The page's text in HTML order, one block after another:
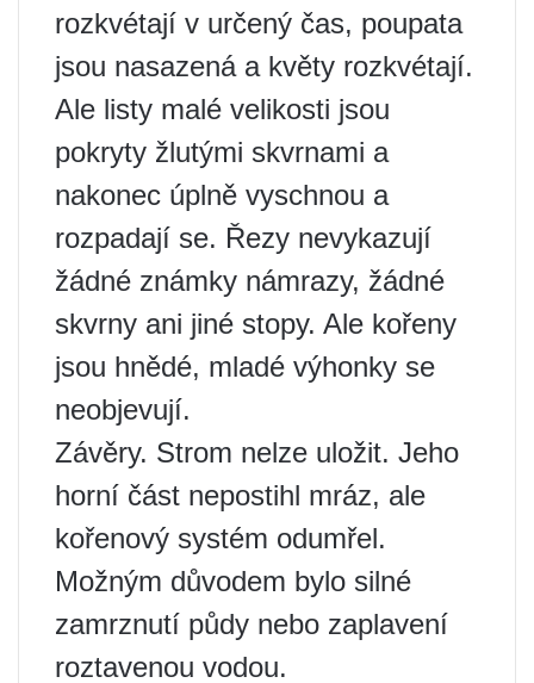
rozkvétají v určený čas, poupata
jsou nasazená a květy rozkvétají.
Ale listy malé velikosti jsou
pokryty žlutými skvrnami a
nakonec úplně vyschnou a
rozpadají se. Řezy nevykazují
žádné známky námrazy, žádné
skvrny ani jiné stopy. Ale kořeny
jsou hnědé, mladé výhonky se
neobjevují.
Závěry. Strom nelze uložit. Jeho
horní část nepostihl mráz, ale
kořenový systém odumřel.
Možným důvodem bylo silné
zamrznutí půdy nebo zaplavení
roztavenou vodou.